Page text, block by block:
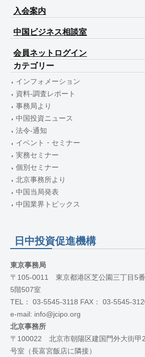
入会案内
中国ビジネス相談室
会員ネットログイン
カテゴリー
インフォメーション
資料-調査レポート
事務局より
中国投資ニュース
法令-通知
イベント・セミナー
実務セミナー
個別セミナー
北京事務所より
中国当局発表
中国業界トピックス
日中投資促進機構
東京事務局
〒105-0011 東京都港区芝公園三丁目5
5階507室
TEL： 03-5545-3118 FAX： 03-5545-
e-mail: info@jcipo.org
北京事務所
〒100022 北京市朝陽区建国門外大街甲
号室（長富宮飯店に隣接）